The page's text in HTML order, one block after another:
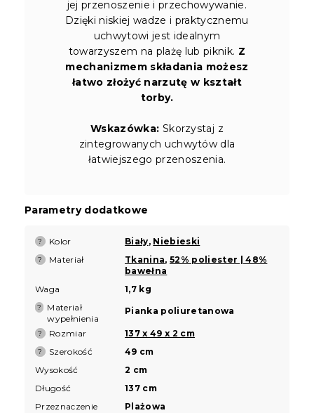
jej przenoszenie i przechowywanie.
Dzięki niskiej wadze i praktycznemu
uchwytowi jest idealnym
towarzyszem na plażę lub piknik. Z
mechanizmem składania możesz
łatwo złożyć narzutę w kształt
torby.
Wskazówka: Skorzystaj z
zintegrowanych uchwytów dla
łatwiejszego przenoszenia.
Parametry dodatkowe
? Kolor Biały, Niebieski
? Materiał Tkanina,52% poliester | 48%
bawełna
Waga
1,7 kg
?
Materiał
wypełnienia
Pianka poliuretanowa
? Rozmiar 137 x 49 x 2 cm
? Szerokość
49 cm
Wysokość
2 cm
Długość
137 cm
Przeznaczenie
Plażowa